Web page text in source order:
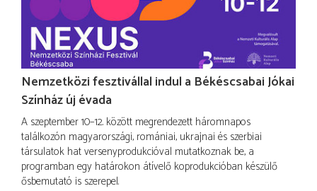
Nemzetközi fesztivállal indul a Békéscsabai Jókai
Színház új évada
A szeptember 10–12. között megrendezett háromnapos
találkozón magyarországi, romániai, ukrajnai és szerbiai
társulatok hat versenyprodukcióval mutatkoznak be, a
programban egy határokon átívelő koprodukcióban készülő
ősbemutató is szerepel.